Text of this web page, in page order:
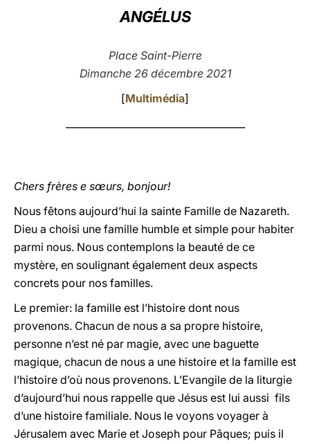
ANGÉLUS
Place Saint-Pierre
Dimanche 26 décembre 2021
[Multimédia]
Chers frères e sœurs, bonjour!
Nous fêtons aujourd’hui la sainte Famille de Nazareth.
Dieu a choisi une famille humble et simple pour habiter
parmi nous. Nous contemplons la beauté de ce
mystère, en soulignant également deux aspects
concrets pour nos familles.
Le premier: la famille est l’histoire dont nous
provenons. Chacun de nous a sa propre histoire,
personne n’est né par magie, avec une baguette
magique, chacun de nous a une histoire et la famille est
l’histoire d’où nous provenons. L’Evangile de la liturgie
d’aujourd’hui nous rappelle que Jésus est lui aussi fils
d’une histoire familiale. Nous le voyons voyager à
Jérusalem avec Marie et Joseph pour Pâques; puis il